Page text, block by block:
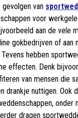
van
voor
aan de vele
gokbedrijven of aan
hebben
effecten. Denk
van mensen die
drankje nuttigen.
onder
dragen